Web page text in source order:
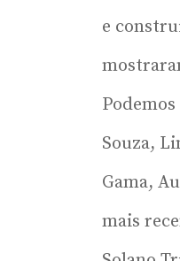
e
Souza,
Gama,
mais